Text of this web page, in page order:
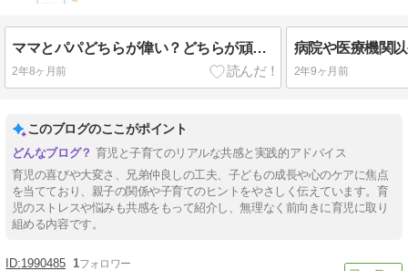
ママとパパどちらが偉い？どちらが頑張ってる？
2年8ヶ月前 2年9ヶ月前
このブログのここがポイント
育児と子育てのリアルな共感と実践的アドバイス
育児の喜びや大変さ、兄弟仲良しの工夫、子どもの成長や心のケアに焦点
を当てており、親子の関係や子育てのヒントをやさしく伝えています。育
児のストレスや悩みも共感をもって紹介し、無理なく前向きに育児に取り
組める内容です。
1990485 1